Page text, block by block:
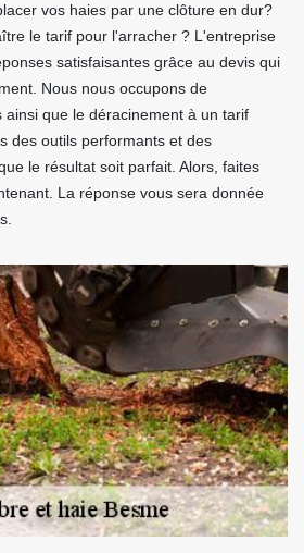
vos haies par une clôture en dur?
le tarif pour l'arracher ? L'entreprise
satisfaisantes grâce au devis qui
Nous nous occupons de
ainsi que le déracinement à un tarif
des outils performants et des
le résultat soit parfait. Alors, faites
La réponse vous sera donnée